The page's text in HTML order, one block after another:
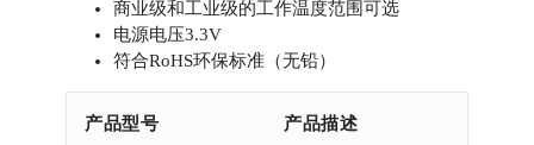
商业级和工业级的工作温度范围可选
电源电压3.3V
符合RoHS环保标准（无铅）
产品型号 产品描述